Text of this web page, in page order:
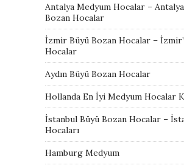
Antalya Medyum Hocalar –
Bozan Hocalar
İzmir Büyü Bozan Hocalar –
Hocalar
Aydın Büyü Bozan Hocalar
Hollanda En İyi Medyum Hocalar
İstanbul Büyü Bozan Hocalar –
Hocaları
Hamburg Medyum